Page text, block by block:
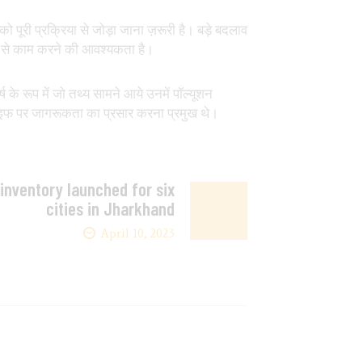
पूरी प्रक्रिया से जोड़ा जाना ज़रूरी है। बड़े बदलाव
काम करने की आवश्यकता है।
के रूप में जो तथ्य सामने आये उनमें पॉल्यूशन
पर जागरूकता का प्रसार करना प्रमुख थे।
launched for six
cities in Jharkhand
April 10, 2023